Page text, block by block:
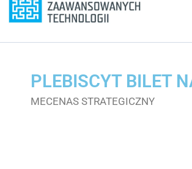
PLEBISCYT BILET
MECENAS STRATEGICZNY